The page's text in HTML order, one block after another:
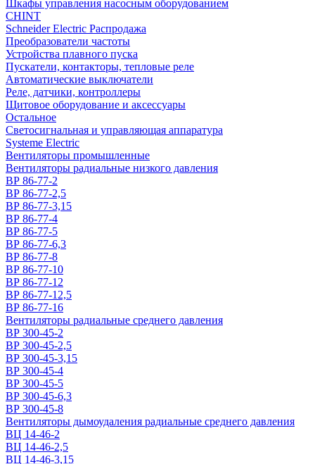
Шкафы управления насосным оборудованием
CHINT
Schneider Electric Распродажа
Преобразователи частоты
Устройства плавного пуска
Пускатели, контакторы, тепловые реле
Автоматические выключатели
Реле, датчики, контроллеры
Щитовое оборудование и аксессуары
Остальное
Светосигнальная и управляющая аппаратура
Systeme Electric
Вентиляторы промышленные
Вентиляторы радиальные низкого давления
ВР 86-77-2
ВР 86-77-2,5
ВР 86-77-3,15
ВР 86-77-4
ВР 86-77-5
ВР 86-77-6,3
ВР 86-77-8
ВР 86-77-10
ВР 86-77-12
ВР 86-77-12,5
ВР 86-77-16
Вентиляторы радиальные среднего давления
ВР 300-45-2
ВР 300-45-2,5
ВР 300-45-3,15
ВР 300-45-4
ВР 300-45-5
ВР 300-45-6,3
ВР 300-45-8
Вентиляторы дымоудаления радиальные среднего давления
ВЦ 14-46-2
ВЦ 14-46-2,5
ВЦ 14-46-3,15